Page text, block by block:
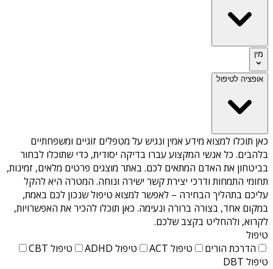
מין
אופציה לטיפול
כאן תוכלו למצוא מידע אמין ונגיש על מטפלים זוגיים ומשפחתיים
בלהבים. כל אנשי המקצוע עברו בדיקה יסודית, כדי שתוכלו לבחור
בביטחון את האדם המתאים לכם. באתר מוצגים פרטים מלאים, זמינות,
תחומי התמחות ודרכי יצירת קשר ישירה ונוחה. המטרה היא להקל
עליכם בתהליך הבחירה – לאפשר למצוא טיפול שנכון לכם באמת,
במקום אחד, בצורה ברורה ונעימה. כאן תוכלו להכיר את האפשרויות,
לקרוא, ולהחליט בקצב שלכם.
טיפול
הדרכת הורים
טיפול ACT טיפול ADHD
טיפול CBT
טיפול DBT